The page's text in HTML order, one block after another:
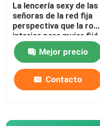
La lencería sexy de las
señoras de la red fija
perspectiva que la ropa
interior para mujer fijó
empalmar a cielo
abiertoMejor precio
Contacto